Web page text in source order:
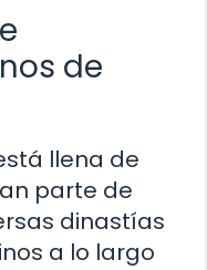
de
llena de
parte de
dinastías
a lo largo